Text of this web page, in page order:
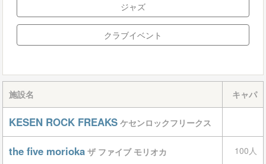
ジャズ
クラブイベント
施設名 キャパ
KESEN ROCK FREAKS ケセンロックフリークス
the five morioka ザ ファイブ モリオカ 100人